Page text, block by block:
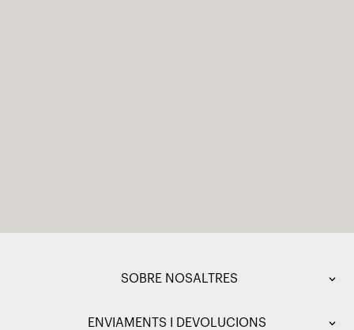
SOBRE NOSALTRES
ENVIAMENTS I DEVOLUCIONS